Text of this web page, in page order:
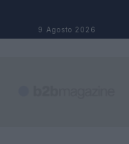
9 Agosto 2026